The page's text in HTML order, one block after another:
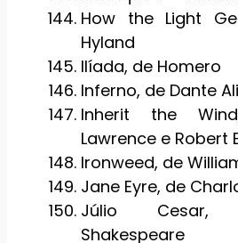
How the Light
Hyland
Ilíada, de Homero
Inferno, de Dante
Inherit the
Lawrence e Robert
Ironweed, de
Jane Eyre, de
Júlio Cesar,
Shakespeare